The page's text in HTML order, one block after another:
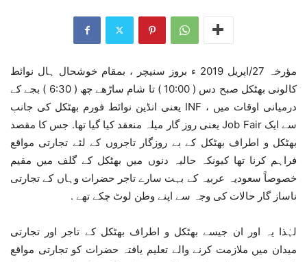
مؤرخہ 27/اپریل 2019 ء بروز سنیچر ، بمقام خوشحال ہال نوائط
کالونی بھٹکل صبح دس ( 10:00 ) تا شام ساڑھے چھ ( 6:30 ) بجے کے
درمیانی اوقات میں ، INF یعنی انڈین نوائط فورم بھٹکل کی جانب
سے ایک Job Fair یعنی روز گار میلہ منعقد کیا گیا تھا. جس کا مقصد
بھٹکل و اطراف بھٹکل کے بے روزگار تاجروں کے لئے تجارتی مواقع
فراہم کرنا تھا کیونکہ حالیہ دنوں میں بھٹکل کے گلف میں مقیم
خصوصاً سعودیہ عربیہ کے بہت سارے تاجر حضرات وہاں کے تجارتی
ناساز گار حالات کی وجہ سے اپنے وطن لوٹ چکے تھے .
لہٰذا یہ اور ان جیسے بھٹکل و اطراف بھٹکل کے تاجر اور تجارتی
میدان میں ملازمت کرنے والے تعلیم یافتہ حضرات کو تجارتی مواقع